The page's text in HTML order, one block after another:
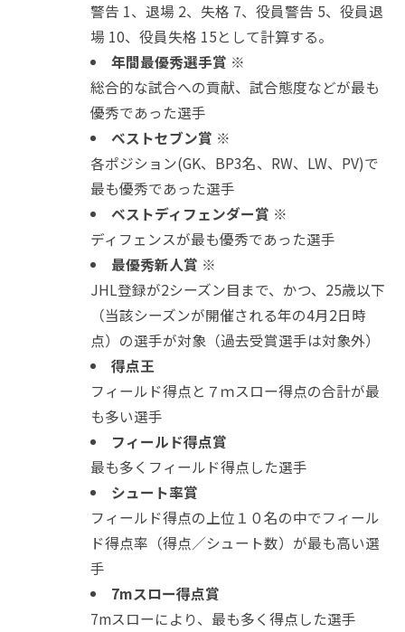
警告 1、退場 2、失格 7、役員警告 5、役員退
場 10、役員失格 15として計算する。
年間最優秀選手賞 ※
総合的な試合への貢献、試合態度などが最も
優秀であった選手
ベストセブン賞 ※
各ポジション(GK、BP3名、RW、LW、PV)で
最も優秀であった選手
ベストディフェンダー賞 ※
ディフェンスが最も優秀であった選手
最優秀新人賞 ※
JHL登録が2シーズン目まで、かつ、25歳以下
（当該シーズンが開催される年の4月2日時
点）の選手が対象（過去受賞選手は対象外）
得点王
フィールド得点と７ｍスロー得点の合計が最
も多い選手
フィールド得点賞
最も多くフィールド得点した選手
シュート率賞
フィールド得点の上位１０名の中でフィール
ド得点率（得点／シュート数）が最も高い選
手
7mスロー得点賞
7mスローにより、最も多く得点した選手